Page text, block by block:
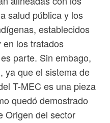
salud pública y los
establecidos
los tratados
parte. Sin embago,
ya que el sistema de
T-MEC es una pieza
quedó demostrado
Origen del sector